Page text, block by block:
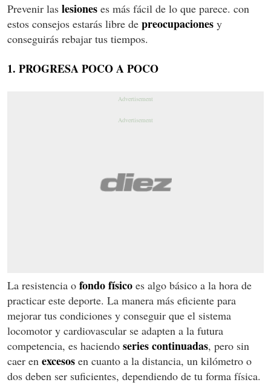
Prevenir las lesiones es más fácil de lo que parece. con
estos consejos estarás libre de preocupaciones y
conseguirás rebajar tus tiempos.
1. PROGRESA POCO A POCO
La resistencia o fondo físico es algo básico a la hora de
practicar este deporte. La manera más eficiente para
mejorar tus condiciones y conseguir que el sistema
locomotor y cardiovascular se adapten a la futura
competencia, es haciendo series continuadas, pero sin
caer en excesos en cuanto a la distancia, un kilómetro o
dos deben ser suficientes, dependiendo de tu forma física.